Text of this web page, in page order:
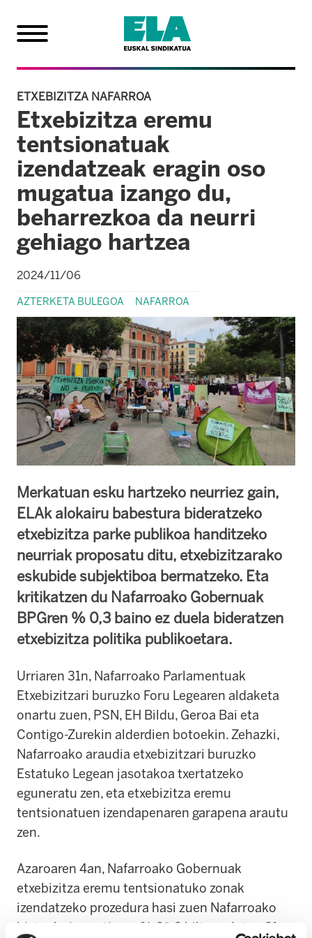
ETXEBIZITZA NAFARROA
Etxebizitza eremu
tentsionatuak
izendatzeak eragin oso
mugatua izango du,
beharrezkoa da neurri
gehiago hartzea
2024/11/06
AZTERKETA BULEGOA NAFARROA
Merkatuan esku hartzeko neurriez gain,
ELAk alokairu babestura bideratzeko
etxebizitza parke publikoa handitzeko
neurriak proposatu ditu, etxebizitzarako
eskubide subjektiboa bermatzeko. Eta
kritikatzen du Nafarroako Gobernuak
BPGren % 0,3 baino ez duela bideratzen
etxebizitza politika publikoetara.
Urriaren 31n, Nafarroako Parlamentuak
Etxebizitzari buruzko Foru Legearen aldaketa
onartu zuen, PSN, EH Bildu, Geroa Bai eta
Contigo-Zurekin alderdien botoekin. Zehazki,
Nafarroako araudia etxebizitzari buruzko
Estatuko Legean jasotakoa txertatzeko
eguneratu zen, eta etxebizitza eremu
tentsionatuen izendapenaren garapena arautu
zen.
Azaroaren 4an, Nafarroako Gobernuak
etxebizitza eremu tentsionatuko zonak
izendatzeko prozedura hasi zuen Nafarroako
biztanleria guztiaren % 68,3 biltzen duten 21